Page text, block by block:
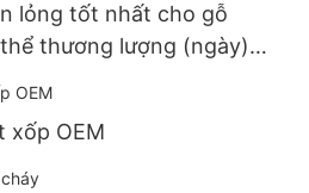
lỏng tốt nhất cho gỗ
thương lượng (ngày)
xuất tại Hoa Kỳ 72
xốp OEM